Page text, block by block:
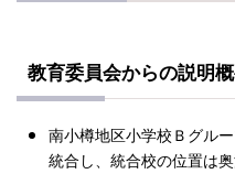
教育委員会からの説明
南小樽地区小学校Ｂグル
統合し、統合校の位置は